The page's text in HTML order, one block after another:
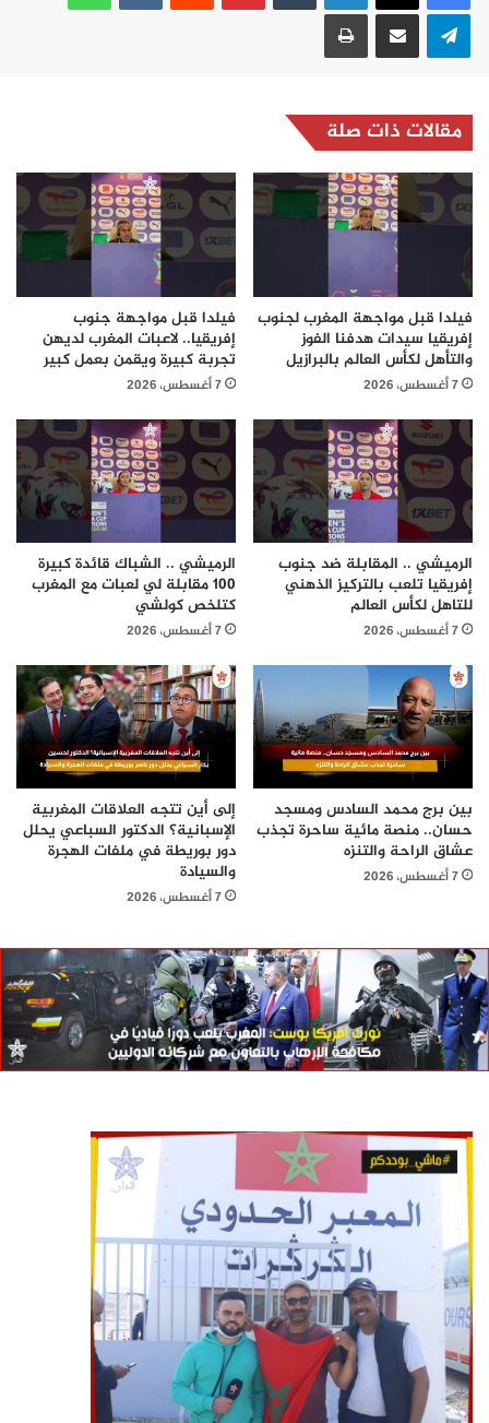
تيلقرام مشاركة عبر البريد طباعة
مقالات ذات صلة
فيلدا قبل مواجهة المغرب لجنوب
إفريقيا سيدات هدفنا الفوز
والتأهل لكأس العالم بالبرازيل
7 أغسطس، 2026
فيلدا قبل مواجهة جنوب
إفريقيا.. لاعبات المغرب لديهن
تجربة كبيرة ويقمن بعمل كبير
7 أغسطس، 2026
الرميشي .. المقابلة ضد جنوب
إفريقيا تلعب بالتركيز الذهني
للتاهل لكأس العالم
7 أغسطس، 2026
الرميشي .. الشباك قائدة كبيرة
100 مقابلة لي لعبات مع المغرب
كتلخص كولشي
7 أغسطس، 2026
بين برج محمد السادس ومسجد
حسان.. منصة مائية ساحرة تجذب
عشاق الراحة والتنزه
7 أغسطس، 2026
إلى أين تتجه العلاقات المغربية
الإسبانية؟ الدكتور السباعي يحلل
دور بوريطة في ملفات الهجرة
والسيادة
7 أغسطس، 2026